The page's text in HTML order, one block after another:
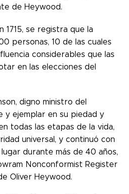
de Heywood.
1715, se registra que la
personas, 10 de las cuales
considerables que las
en las elecciones del
digno ministro del
y ejemplar en su piedad y
todas las etapas de la vida,
universal, y continuó con
durante más de 40 años,
Nonconformist Register
Oliver Heywood.